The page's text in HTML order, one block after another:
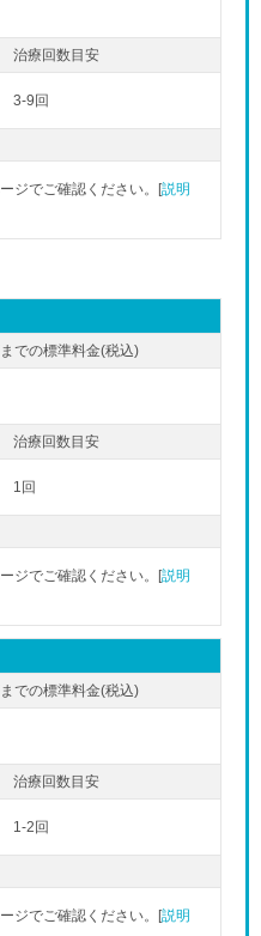
3-9回
ジでご確認ください。[説明
1回
ジでご確認ください。[説明
1-2回
ジでご確認ください。[説明